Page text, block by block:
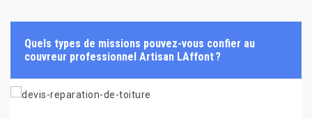
Quels types de missions pouvez-vous confier au
couvreur professionnel Artisan LAffont ?